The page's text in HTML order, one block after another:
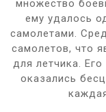
множество
ему удалось
самолетами.
самолетов, что
для летчика.
оказались